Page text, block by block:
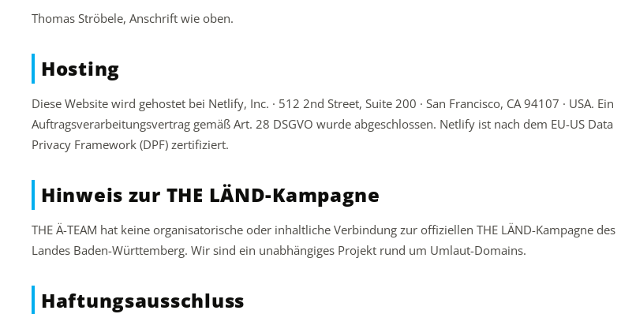
Thomas Ströbele, Anschrift wie oben.
Hosting
Diese Website wird gehostet bei Netlify, Inc. · 512 2nd Street, Suite 200 · San Francisco, CA 94107 · USA. Ein
Auftragsverarbeitungsvertrag gemäß Art. 28 DSGVO wurde abgeschlossen. Netlify ist nach dem EU-US Data
Privacy Framework (DPF) zertifiziert.
Hinweis zur THE LÄND-Kampagne
THE Ä-TEAM hat keine organisatorische oder inhaltliche Verbindung zur offiziellen THE LÄND-Kampagne des
Landes Baden-Württemberg. Wir sind ein unabhängiges Projekt rund um Umlaut-Domains.
Haftungsausschluss